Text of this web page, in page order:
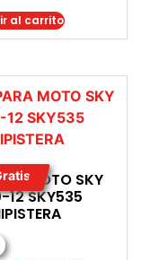
al carrito
MOTO SKY
SKY535